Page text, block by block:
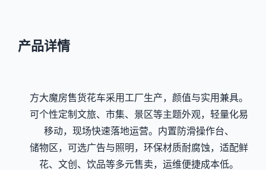
产品详情
方大魔房售货花车采用工厂生产，颜值与实用兼具。
可个性定制文旅、市集、景区等主题外观，轻量化易
移动，现场快速落地运营。内置防滑操作台、
储物区，可选广告与照明，环保材质耐腐蚀，适配鲜
花、文创、饮品等多元售卖，运维便捷成本低。